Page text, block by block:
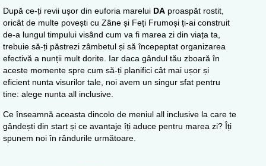
După ce-ți revii ușor din euforia marelui DA proaspăt rostit,
oricât de multe povești cu Zâne și Feți Frumoși ți-ai construit
de-a lungul timpului visând cum va fi marea zi din viața ta,
trebuie să-ți păstrezi zâmbetul și să începeptat organizarea
efectivă a nunții mult dorite. Iar daca gândul tău zboară în
aceste momente spre cum să-ți planifici cât mai ușor și
eficient nunta visurilor tale, noi avem un singur sfat pentru
tine: alege nunta all inclusive.
Ce înseamnă aceasta dincolo de meniul all inclusive la care te
gândești din start și ce avantaje îți aduce pentru marea zi? Îți
spunem noi în rândurile următoare.